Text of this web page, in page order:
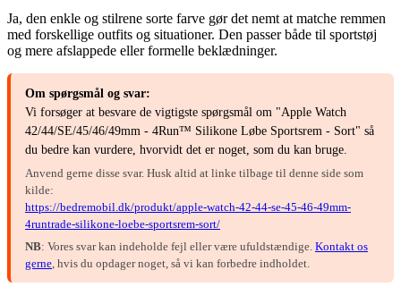
Ja, den enkle og stilrene sorte farve gør det nemt at matche remmen
med forskellige outfits og situationer. Den passer både til sportstøj
og mere afslappede eller formelle beklædninger.
Om spørgsmål og svar:
Vi forsøger at besvare de vigtigste spørgsmål om "Apple Watch
42/44/SE/45/46/49mm - 4Run™ Silikone Løbe Sportsrem - Sort" så
du bedre kan vurdere, hvorvidt det er noget, som du kan bruge.
Anvend gerne disse svar. Husk altid at linke tilbage til denne side som
kilde:
https://bedremobil.dk/produkt/apple-watch-42-44-se-45-46-49mm-
4runtrade-silikone-loebe-sportsrem-sort/
NB: Vores svar kan indeholde fejl eller være ufuldstændige. Kontakt os
gerne, hvis du opdager noget, så vi kan forbedre indholdet.